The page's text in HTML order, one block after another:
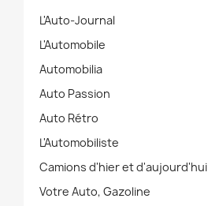
L'Auto-Journal
L'Automobile
Automobilia
Auto Passion
Auto Rétro
L'Automobiliste
Camions d'hier et d'aujourd'hui
Votre Auto, Gazoline